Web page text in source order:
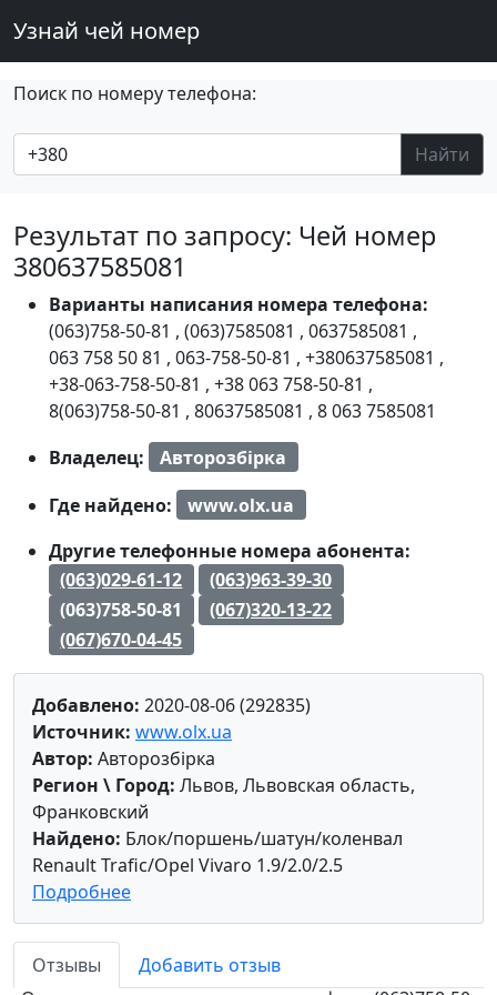
Узнай чей номер
Поиск по номеру телефона:
Найти
Результат по запросу: Чей номер
380637585081
Варианты написания номера телефона:
(063)758-50-81 , (063)7585081 , 0637585081 ,
063 758 50 81 , 063-758-50-81 , +380637585081 ,
+38-063-758-50-81 , +38 063 758-50-81 ,
8(063)758-50-81 , 80637585081 , 8 063 7585081
Владелец:
Авторозбірка
Где найдено:
www.olx.ua
Другие телефонные номера абонента:
(063)029-61-12
(063)963-39-30
(063)758-50-81
(067)320-13-22
(067)670-04-45
Добавлено: 2020-08-06 (292835)
Источник: www.olx.ua
Автор: Авторозбірка
Регион \ Город: Львов, Львовская область,
Франковский
Найдено: Блок/поршень/шатун/коленвал
Renault Trafic/Opel Vivaro 1.9/2.0/2.5
Подробнее
Отзывы
Добавить отзыв